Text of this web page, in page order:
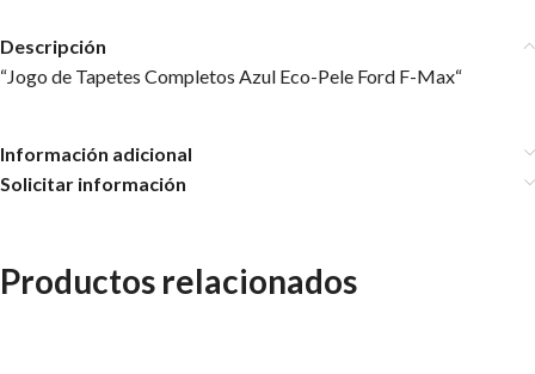
Descripción
“Jogo de Tapetes Completos Azul Eco-Pele Ford F-Max“
Información adicional
Solicitar información
Productos relacionados